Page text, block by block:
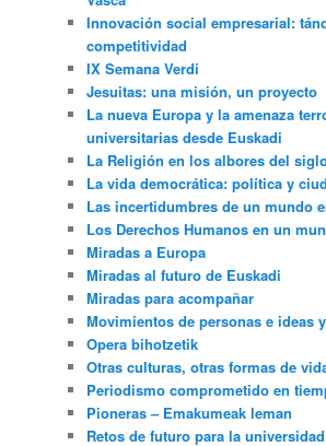
Innovación social empresarial:
competitividad
IX Semana Verdi
Jesuitas: una misión, un proyecto
La nueva Europa y la amenaza
universitarias desde Euskadi
La Religión en los albores del
La vida democrática: política y
Las incertidumbres de un mundo
Los Derechos Humanos en un
Miradas a Europa
Miradas al futuro de Euskadi
Miradas para acompañar
Movimientos de personas e ideas
Opera bihotzetik
Otras culturas, otras formas de
Periodismo comprometido en
Pioneras – Emakumeak leman
Retos de futuro para la